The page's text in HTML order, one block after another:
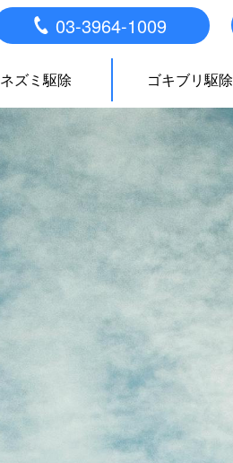
03-3964-1009
ネズミ駆除 ゴキブリ駆除